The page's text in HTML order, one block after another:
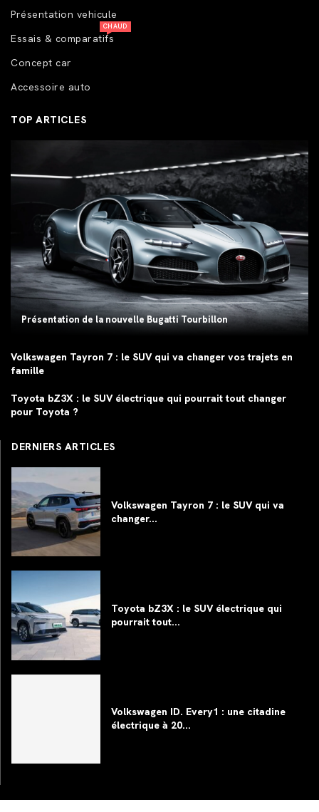
Présentation vehicule
Essais & comparatifs
CHAUD
Concept car
Accessoire auto
TOP ARTICLES
Présentation de la nouvelle Bugatti Tourbillon
Volkswagen Tayron 7 : le SUV qui va changer vos trajets en
famille
Toyota bZ3X : le SUV électrique qui pourrait tout changer
pour Toyota ?
DERNIERS ARTICLES
Volkswagen Tayron 7 : le SUV qui va
changer...
Toyota bZ3X : le SUV électrique qui
pourrait tout...
Volkswagen ID. Every1 : une citadine
électrique à 20...